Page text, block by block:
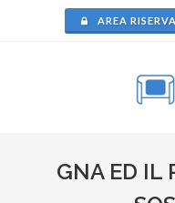
AREA
GNA ED IL